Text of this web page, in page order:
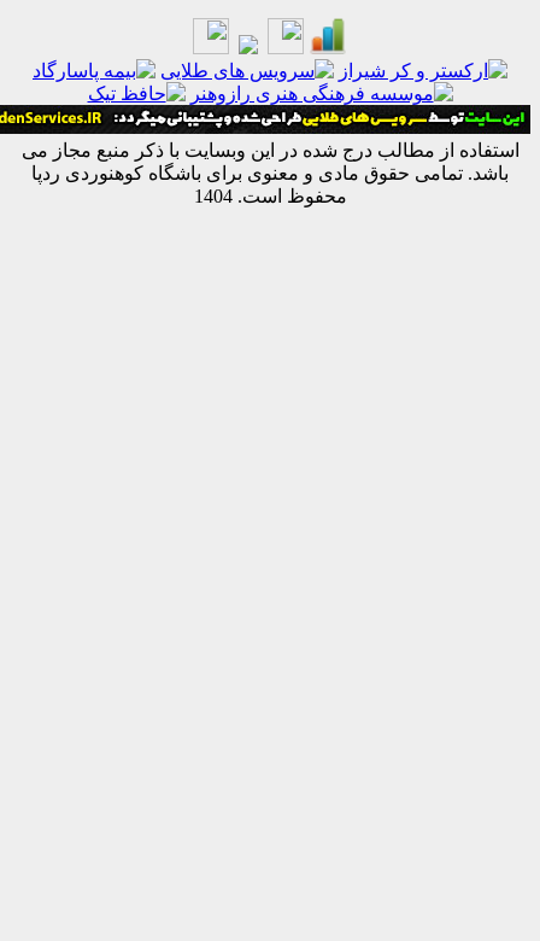
از مطالب درج شده در این وبسایت با ذکر منبع مجاز می
تمامی حقوق مادی و معنوی برای باشگاه کوهنوردی ردپا
محفوظ است. 1404